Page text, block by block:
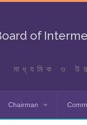
of
মাধ্যমিক ও
Chairman